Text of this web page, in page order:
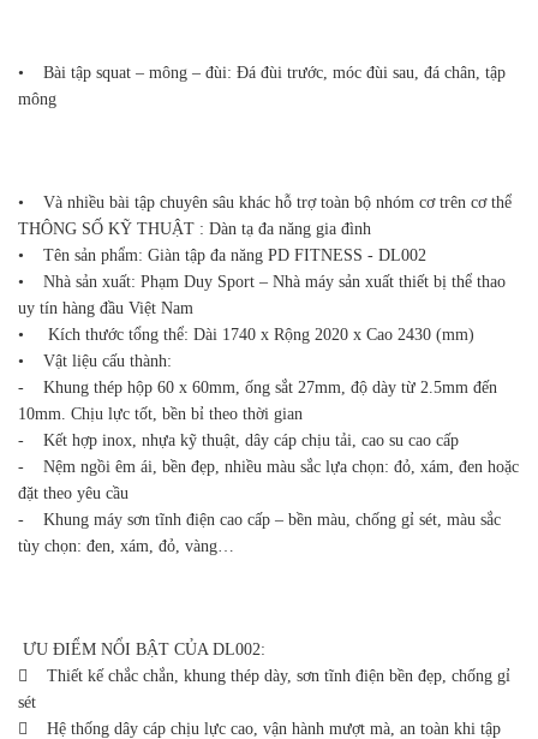
• Bài tập squat – mông – đùi: Đá đùi trước, móc đùi sau, đá chân, tập
mông
• Và nhiều bài tập chuyên sâu khác hỗ trợ toàn bộ nhóm cơ trên cơ thể
THÔNG SỐ KỸ THUẬT : Dàn tạ đa năng gia đình
• Tên sản phẩm: Giàn tập đa năng PD FITNESS - DL002
• Nhà sản xuất: Phạm Duy Sport – Nhà máy sản xuất thiết bị thể thao
uy tín hàng đầu Việt Nam
• Kích thước tổng thể: Dài 1740 x Rộng 2020 x Cao 2430 (mm)
• Vật liệu cấu thành:
- Khung thép hộp 60 x 60mm, ống sắt 27mm, độ dày từ 2.5mm đến
10mm. Chịu lực tốt, bền bỉ theo thời gian
- Kết hợp inox, nhựa kỹ thuật, dây cáp chịu tải, cao su cao cấp
- Nệm ngồi êm ái, bền đẹp, nhiều màu sắc lựa chọn: đỏ, xám, đen hoặc
đặt theo yêu cầu
- Khung máy sơn tĩnh điện cao cấp – bền màu, chống gỉ sét, màu sắc
tùy chọn: đen, xám, đỏ, vàng…
ƯU ĐIỂM NỔI BẬT CỦA DL002:
 Thiết kế chắc chắn, khung thép dày, sơn tĩnh điện bền đẹp, chống gỉ
sét
 Hệ thống dây cáp chịu lực cao, vận hành mượt mà, an toàn khi tập